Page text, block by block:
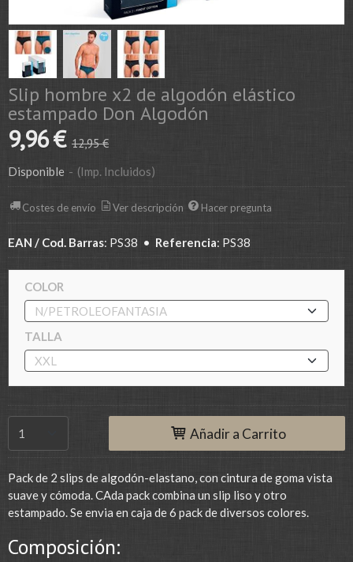
Slip hombre x2 de algodón elástico
estampado Don Algodón
9,96 € 12,95 €
Disponible - (Imp. Incluidos)
Costes de envío Ver descripción Hacer pregunta
EAN / Cod. Barras: PS38 • Referencia: PS38
COLOR
TALLA
Añadir a Carrito
Pack de 2 slips de algodón-elastano, con cintura de goma vista
suave y cómoda. CAda pack combina un slip liso y otro
estampado. Se envia en caja de 6 pack de diversos colores.
Composición: